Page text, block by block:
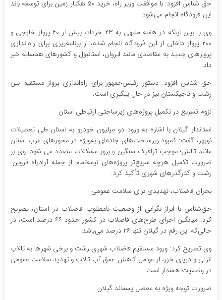
حق شناس افزود: با موافقت وزیر راه، خرید ۵۰ هکتار زمین برای توسعه باند
این فرودگاه انجام می‌شود.
وی با بیان اینکه در هفته منتهی به ۲۳ خرداد، بیش از ۶۰ پرواز خارجی و
۲۰۰ پرواز داخلی از این فرودگاه انجام شده، از برنامه‌ریزی برای راه‌اندازی
پروازهای جدید به مقاصدی مانند ایروان، استانبول و کشورهای همسایه خبر
داد.
حق شناس افزود: دستور رئیس‌جمهور برای راه‌اندازی پرواز مستقیم بین
رشت و تاجیکستان نیز در حال پیگیری است.
لزوم تسریع در تکمیل پروژه‌های زیرساختی ارتباطی استان
استاندار گیلان با اشاره به ورود دو میلیون خودرو به استان طی تعطیلات
نوروز، گفت: کمبود زیرساخت‌های جاده‌ای به‌ویژه در محورهای غرب استان
مانند تالش؛ موجب ترافیک سنگین و بروز مشکلات متعدد می شود. وی بر
ضرورت تکمیل هرچه سریع‌تر پروژه‌های نیمه‌تمام از جمله آزادراه قزوین-
رشت و کنارگذرهای شهری تأکید کرد.
بحران فاضلاب، تهدیدی برای سلامت عمومی
حق‌شناس با ابراز نگرانی از وضعیت نامطلوب فاضلاب در استان، تصریح
کرد: میانگین اجرای طرح‌های فاضلاب در کشور حدود ۶۶ درصد است، در
حالی‌که این رقم در گیلان تنها ۲۶ درصد می‌باشد.
وی تصریح کرد: ورود مستقیم فاضلاب شهری رشت و برخی شهرها به تالاب
انزلی و دریای خزر، از عوامل کاهش عمق آب تالاب و تهدید سلامت عمومی
در وضعیت هشدار است.
ضرورت توجه ویژه به معضل پسماند گیلان